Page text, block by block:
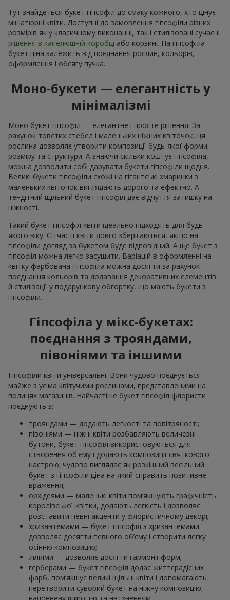
Тут знайдеться букет гіпсофіл до смаку кожного, хто цінує
мініатюрні квіти. Доступні до замовлення гіпсофіли різних
розмірів як у класичному виконанні, так і стилізовані сучасні
рішення в капелюшній коробці або корзині. На гіпсофіла
букет ціна залежить від поєднання рослин, кольорів,
оформлення і обсягу пучка.
Моно-букети — елегантність у
мінімалізмі
Моно букет гіпсофіл — елегантне і просте рішення. За
рахунок товстих стебел і маленьких ніжних квіточок, ця
рослина дозволяє утворити композиції будь-якої форми,
розміру та структури. А знаючи скільки коштує гіпсофіла,
можна дозволити собі дарувати букети гіпсофіли щодня.
Великі букети гіпсофіли схожі на гігантські хмаринки з
маленьких квіточок виглядають дорого та ефектно. А
тендітний щільний букет гіпсофіл дає відчуття затишку на
ніжності.
Такий букет гіпсофіл квіти ідеально підходять для будь-
якого віку. Сітчасті квіти довго зберігаються, якщо на
гіпсофіли догляд за букетом буде відповідний. А ще букет з
гіпсофіл можна легко засушити. Варіацій в оформленні на
квітку фарбована гіпсофіла можна досягти за рахунок
поєднання кольорів та додавання декоративних елементів
й стилізації у подарункову обгортку, що мають букети з
гіпсофіли.
Гіпсофіла у мікс-букетах:
поєднання з трояндами,
півоніями та іншими
Гіпсофіли квіти універсальні. Вони чудово поєднується
майже з усіма квітучими рослинами, представленими на
полицях магазинів. Найчастіше букет гіпсофіл флористи
поєднують з:
трояндами — додають легкості та повітряності;
півоніями — ніжні квіти розбавляють величезні
бутони, букет гіпсофіл використовуються для
створення об'єму і додають композиції святкового
настрою; чудово виглядає як розкішний весільний
букет з гіпсофіли ціна на який справить позитивне
враження;
орхідеями — маленькі квіти пом’якшують графічність
королівської квітки, додають легкість і дозволяє
розставити певні акценти у флористичному декорі;
хризантемами — букет гіпсофіл з хризантемами
дозволяє досягти певного об’єму і створити легку
осінню композицію;
ліліями — дозволяє досягти гармонії форм;
герберами — букет гіпсофіл додає життєрадісних
фарб, пом’якшує великі щільні квіти і допомагають
перетворити суворий букет на ніжну композицію,
наповнену щирістю та натхненням.